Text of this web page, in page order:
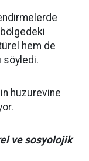
bölgedeki
hem de
söyledi.
huzurevine
ve sosyolojik